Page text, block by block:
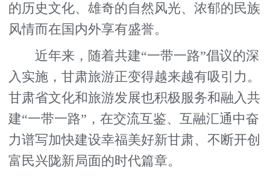
的历史文化、雄奇的自然风光、浓郁的民族
风情而在国内外享有盛誉。
近年来，随着共建“一带一路”倡议的深
入实施，甘肃旅游正变得越来越有吸引力。
甘肃省文化和旅游发展也积极服务和融入共
建“一带一路”，在交流互鉴、互融汇通中奋
力谱写加快建设幸福美好新甘肃、不断开创
富民兴陇新局面的时代篇章。